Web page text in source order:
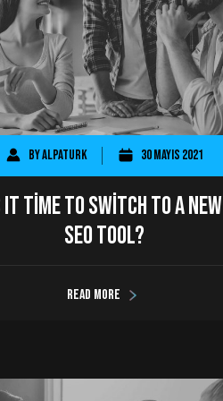
ByAlpaTurk 30 Mayıs 2021
It Time to Switch to a New
SEO Tool?
Read more